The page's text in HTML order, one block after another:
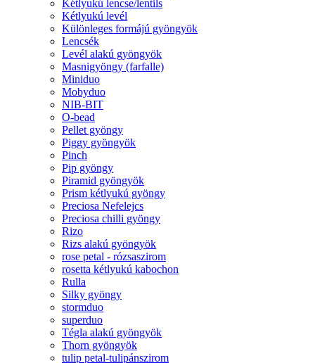
Kétlyukú lencse/lentils
Kétlyukú levél
Különleges formájú gyöngyök
Lencsék
Levél alakú gyöngyök
Masnigyöngy (farfalle)
Miniduo
Mobyduo
NIB-BIT
O-bead
Pellet gyöngy
Piggy gyöngyök
Pinch
Pip gyöngy
Piramid gyöngyök
Prism kétlyukú gyöngy
Preciosa Nefelejcs
Preciosa chilli gyöngy
Rizo
Rizs alakú gyöngyök
rose petal - rózsaszirom
rosetta kétlyukú kabochon
Rulla
Silky gyöngy
stormduo
superduo
Tégla alakú gyöngyök
Thorn gyöngyök
tulip petal-tulipánszirom